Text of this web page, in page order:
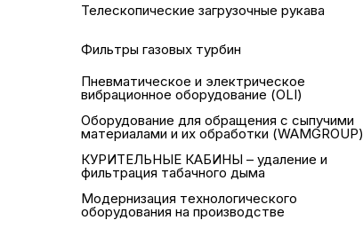
Телескопические загрузочные рукава
Фильтры газовых турбин
Пневматическое и электрическое
вибрационное оборудование (OLI)
Оборудование для обращения с сыпучими
материалами и их обработки (WAMGROUP)
КУРИТЕЛЬНЫЕ КАБИНЫ – удаление и
фильтрация табачного дыма
Модернизация технологического
оборудования на производстве